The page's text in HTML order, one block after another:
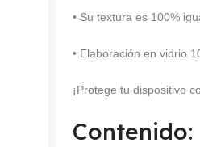
• Su textura es 100%
• Elaboración en vidrio
¡Protege tu dispositivo
Contenido: